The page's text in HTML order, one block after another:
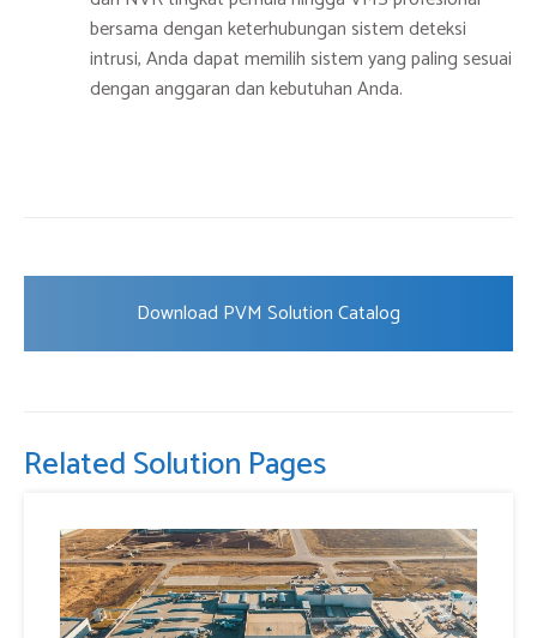
bersama dengan keterhubungan sistem deteksi
intrusi, Anda dapat memilih sistem yang paling sesuai
dengan anggaran dan kebutuhan Anda.
Download PVM Solution Catalog
Related Solution Pages